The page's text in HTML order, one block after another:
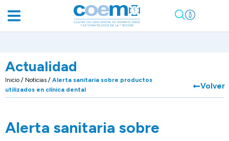
Actualidad
Inicio / Noticias / Alerta sanitaria sobre productos
utilizados en clínica dental
Volver
Alerta sanitaria sobre